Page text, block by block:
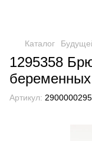
Каталог
1295358
беременных
Артикул: